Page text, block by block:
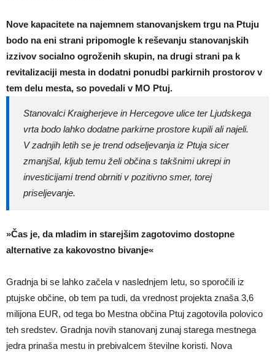
Nove kapacitete na najemnem stanovanjskem trgu na Ptuju
bodo na eni strani pripomogle k reševanju stanovanjskih
izzivov socialno ogroženih skupin, na drugi strani pa k
revitalizaciji mesta in dodatni ponudbi parkirnih prostorov v
tem delu mesta, so povedali v MO Ptuj.
Stanovalci Kraigherjeve in Hercegove ulice ter Ljudskega
vrta bodo lahko dodatne parkirne prostore kupili ali najeli.
V zadnjih letih se je trend odseljevanja iz Ptuja sicer
zmanjšal, kljub temu želi občina s takšnimi ukrepi in
investicijami trend obrniti v pozitivno smer, torej
priseljevanje.
»Čas je, da mladim in starejšim zagotovimo dostopne
alternative za kakovostno bivanje«
Gradnja bi se lahko začela v naslednjem letu, so sporočili iz
ptujske občine, ob tem pa tudi, da vrednost projekta znaša 3,6
milijona EUR, od tega bo Mestna občina Ptuj zagotovila polovico
teh sredstev. Gradnja novih stanovanj zunaj starega mestnega
jedra prinaša mestu in prebivalcem številne koristi. Nova